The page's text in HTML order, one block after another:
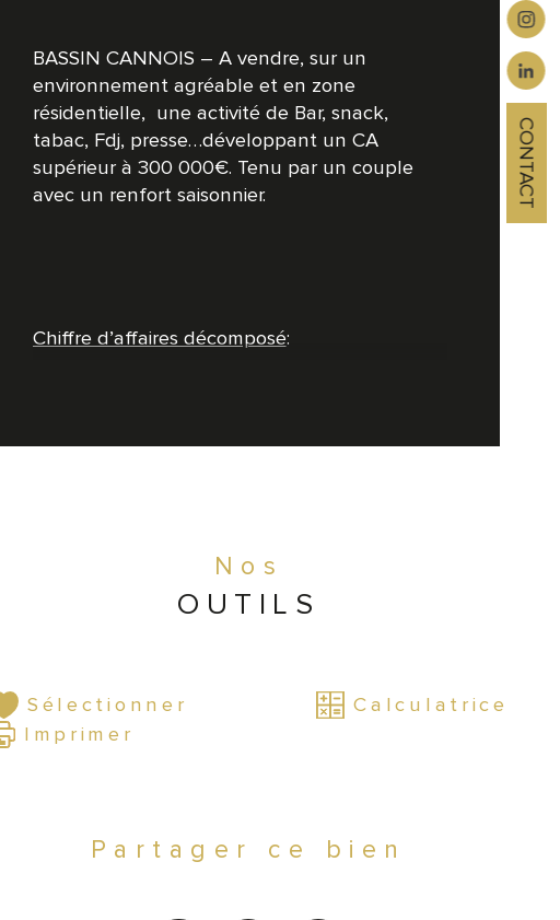
CONTACT
BASSIN CANNOIS – A vendre, sur un
environnement agréable et en zone
résidentielle,  une activité de Bar, snack,
tabac, Fdj, presse…développant un CA
supérieur à 300 000€. Tenu par un couple
avec un renfort saisonnier.
Chiffre d’affaires décomposé:
Remises nettes Tabac Env. 20K€
Remises Presse 3K€
Nos
OUTILS
Sélectionner
Calculatrice
Imprimer
Partager ce bien